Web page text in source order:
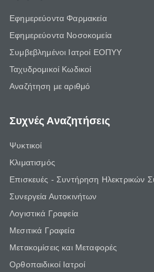
Εφημερεύοντα Φαρμακεία
Εφημερεύοντα Νοσοκομεία
Συμβεβλημένοι Ιατροί ΕΟΠΥΥ
Ταχυδρομικοί Κωδικοί
Αναζήτηση με αριθμό
Συχνές Αναζητήσεις
Ψυκτικοί
Κλιματισμός
Επισκευές - Συντήρηση Ηλεκτρικών
Συνεργεία Αυτοκινήτων
Λογιστικά Γραφεία
Μεσιτικά Γραφεία
Μετακομίσεις και Μεταφορές
Ορθοπαιδικοί Ιατροί